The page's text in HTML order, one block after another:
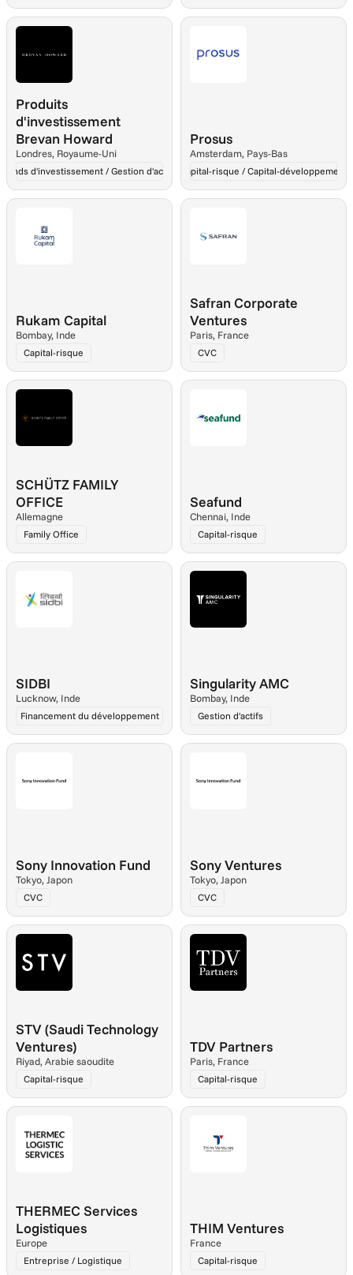
Produits
d'investissement
Brevan Howard
Londres, Royaume-Uni
Fonds d'investissement / Gestion d'actifs
Prosus
Amsterdam, Pays-Bas
Capital-risque / Capital-développement
Rukam Capital
Bombay, Inde
Capital-risque
Safran Corporate
Ventures
Paris, France
CVC
SCHÜTZ FAMILY
OFFICE
Allemagne
Family Office
Seafund
Chennai, Inde
Capital-risque
SIDBI
Lucknow, Inde
Financement du développement
Singularity AMC
Bombay, Inde
Gestion d'actifs
Sony Innovation Fund
Tokyo, Japon
CVC
Sony Ventures
Tokyo, Japon
CVC
STV (Saudi Technology
Ventures)
Riyad, Arabie saoudite
Capital-risque
TDV Partners
Paris, France
Capital-risque
THERMEC Services
Logistiques
Europe
Entreprise / Logistique
THIM Ventures
France
Capital-risque